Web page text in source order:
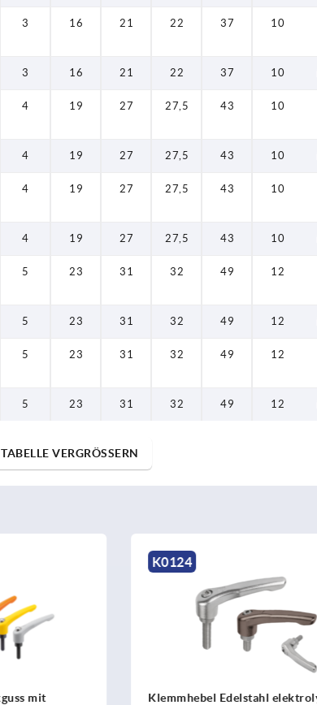
3 16 21 22 37 10
3 16 21 22 37 10
4 19 27 27,5 43 10
4 19 27 27,5 43 10
4 19 27 27,5 43 10
4 19 27 27,5 43 10
5 23 31 32 49 12
5 23 31 32 49 12
5 23 31 32 49 12
5 23 31 32 49 12
TABELLE VERGRÖSSERN
Klemmhebel Edelstahl elektrolytisch